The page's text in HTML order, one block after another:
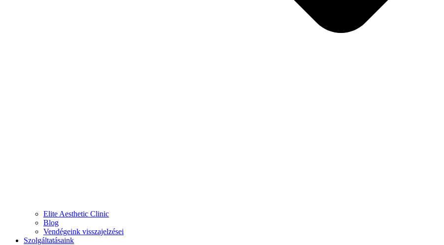
Elite Aesthetic Clinic
Blog
Vendégeink visszajelzései
Szolgáltatásaink